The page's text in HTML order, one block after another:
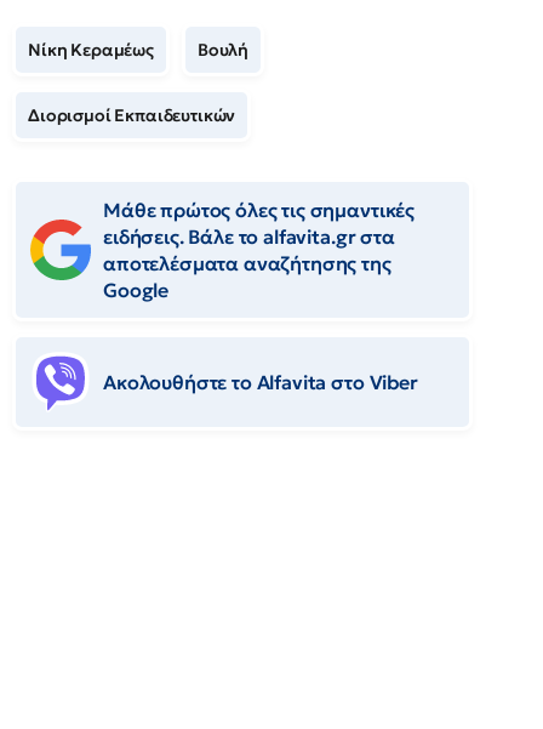
Νίκη Κεραμέως Βουλή
Διορισμοί Εκπαιδευτικών
Μάθε πρώτος όλες τις σημαντικές
ειδήσεις. Βάλε το alfavita.gr στα
αποτελέσματα αναζήτησης της
Google
Ακολουθήστε το Αlfavita στο Viber